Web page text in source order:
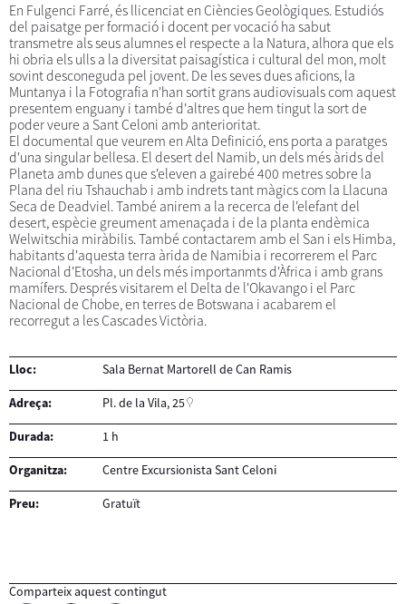
En Fulgenci Farré, és llicenciat en Ciències Geològiques. Estudiós
del paisatge per formació i docent per vocació ha sabut
transmetre als seus alumnes el respecte a la Natura, alhora que els
hi obria els ulls a la diversitat paisagística i cultural del mon, molt
sovint desconeguda pel jovent. De les seves dues aficions, la
Muntanya i la Fotografia n'han sortit grans audiovisuals com aquest
presentem enguany i també d'altres que hem tingut la sort de
poder veure a Sant Celoni amb anterioritat.
El documental que veurem en Alta Definició, ens porta a paratges
d'una singular bellesa. El desert del Namib, un dels més àrids del
Planeta amb dunes que s'eleven a gairebé 400 metres sobre la
Plana del riu Tshauchab i amb indrets tant màgics com la Llacuna
Seca de Deadviel. També anirem a la recerca de l'elefant del
desert, espècie greument amenaçada i de la planta endèmica
Welwitschia miràbilis. També contactarem amb el San i els Himba,
habitants d'aquesta terra àrida de Namibia i recorrerem el Parc
Nacional d'Etosha, un dels més importanmts d'Àfrica i amb grans
mamífers. Després visitarem el Delta de l'Okavango i el Parc
Nacional de Chobe, en terres de Botswana i acabarem el
recorregut a les Cascades Victòria.
Lloc: Sala Bernat Martorell de Can Ramis
Adreça: Pl. de la Vila, 25
Durada: 1 h
Organitza: Centre Excursionista Sant Celoni
Preu: Gratuït
Comparteix aquest contingut